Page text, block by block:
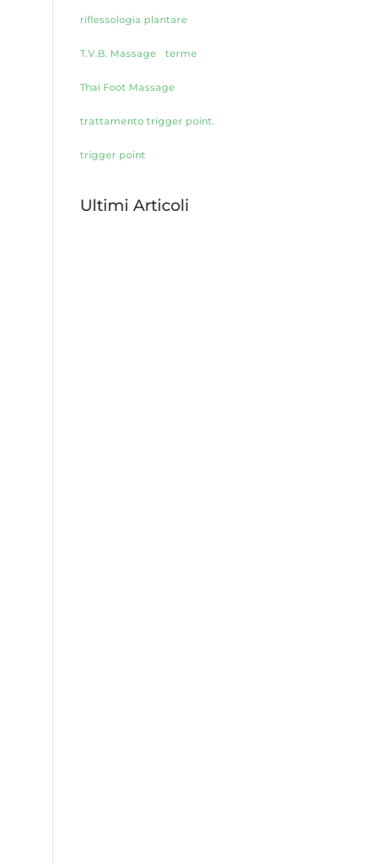
riflessologia plantare
T.V.B. Massage terme
Thai Foot Massage
trattamento trigger point.
trigger point
Ultimi Articoli